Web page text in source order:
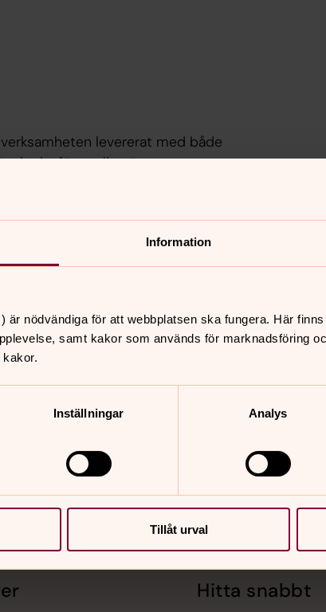
Information
är nödvändiga för att webbplatsen ska fungera. Här
samt kakor som används för marknadsföring
Inställningar Analys
Tillåt urval
levererat med både
församling är.
Hitta snabbt